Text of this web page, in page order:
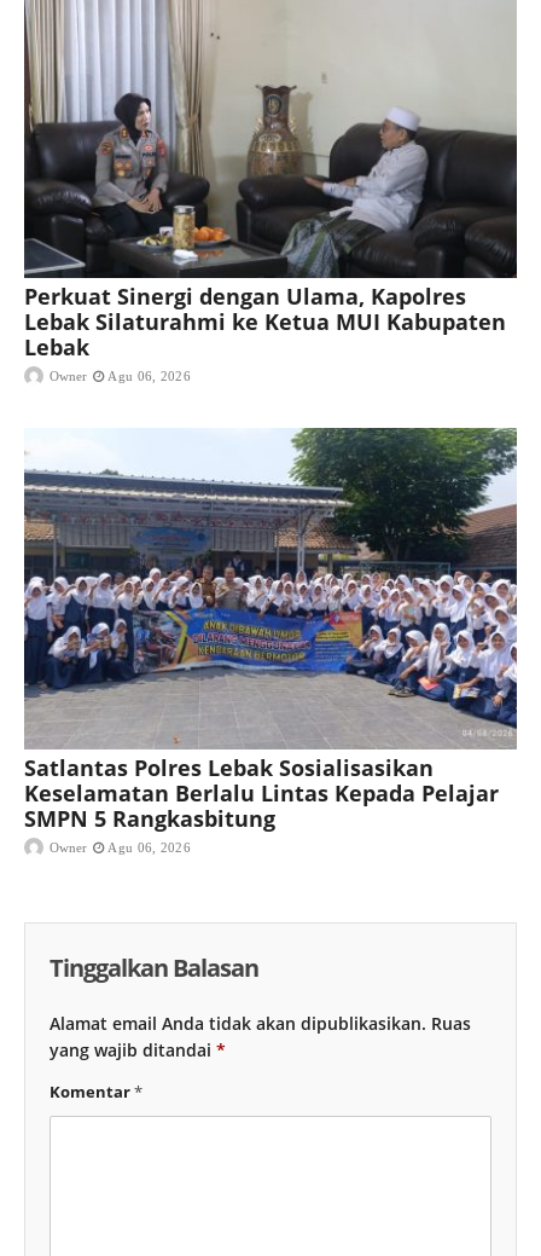
Perkuat Sinergi dengan Ulama, Kapolres
Lebak Silaturahmi ke Ketua MUI Kabupaten
Lebak
Owner Agu 06, 2026
Satlantas Polres Lebak Sosialisasikan
Keselamatan Berlalu Lintas Kepada Pelajar
SMPN 5 Rangkasbitung
Owner Agu 06, 2026
Tinggalkan Balasan
Alamat email Anda tidak akan dipublikasikan. Ruas
yang wajib ditandai *
Komentar*